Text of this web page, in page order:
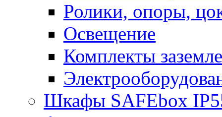
Ролики, опоры,
Освещение
Комплекты
Шкафы SAFEbox